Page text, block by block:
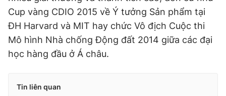
Cup vàng CDIO 2015 về Ý tưởng Sản phẩm tại
ĐH Harvard và MIT hay chức Vô địch Cuộc thi
Mô hình Nhà chống Động đất 2014 giữa các đại
học hàng đầu ở Á châu.
Tin liên quan